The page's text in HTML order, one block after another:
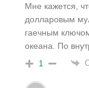
Мне кажется,
долларовым
гаечным
океана. По
1